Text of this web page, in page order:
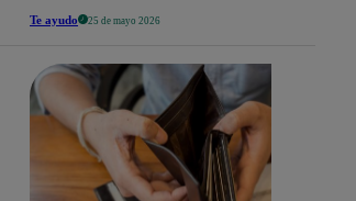
Te ayudo 25 de mayo 2026